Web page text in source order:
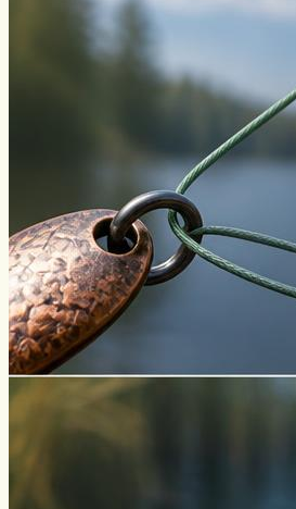
Сом
Судак
Толстолобик
Уклейка
Фидер
Форель
Хариус
Чавыча
Чехонь
Щука
Стерлядь
Семга
Снасти